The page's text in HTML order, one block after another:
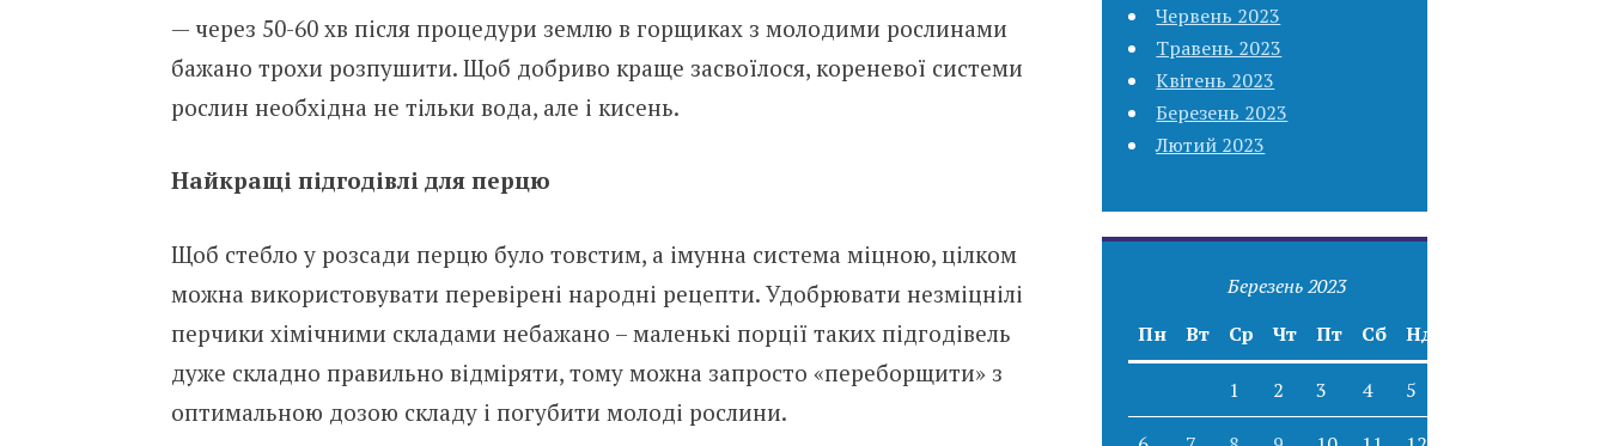
— через 50-60 хв після процедури землю в горщиках з молодими рослинами
бажано трохи розпушити. Щоб добриво краще засвоїлося, кореневої системи
рослин необхідна не тільки вода, але і кисень.
Найкращі підгодівлі для перцю
Щоб стебло у розсади перцю було товстим, а імунна система міцною, цілком
можна використовувати перевірені народні рецепти. Удобрювати незміцнілі
перчики хімічними складами небажано – маленькі порції таких підгодівель
дуже складно правильно відміряти, тому можна запросто «переборщити» з
оптимальною дозою складу і погубити молоді рослини.
Червень 2023
Травень 2023
Квітень 2023
Березень 2023
Лютий 2023
Березень 2023
Пн
Вт Ср Чт Пт Сб Нд
1 2 3 4 5